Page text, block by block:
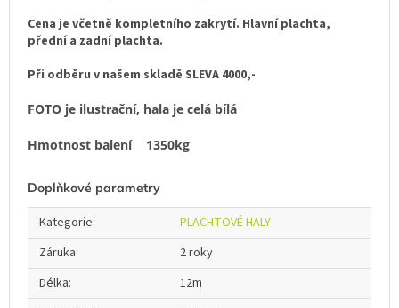
Cena je včetně kompletního zakrytí. Hlavní plachta,
přední a zadní plachta.
Při odběru v našem skladě SLEVA 4000,-
FOTO je ilustrační, hala je celá bílá
Hmotnost balení 1350kg
Doplňkové parametry
Kategorie:
PLACHTOVÉ HALY
Záruka:
2 roky
Délka:
12m